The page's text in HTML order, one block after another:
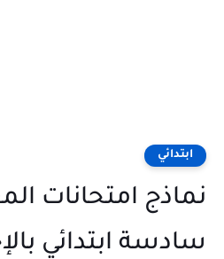
ابتدائي
نماذج امتحانات
سادسة ابتدائي